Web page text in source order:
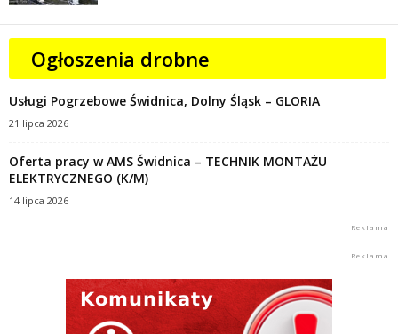
Ogłoszenia drobne
Usługi Pogrzebowe Świdnica, Dolny Śląsk – GLORIA
21 lipca 2026
Oferta pracy w AMS Świdnica – TECHNIK MONTAŻU
ELEKTRYCZNEGO (K/M)
14 lipca 2026